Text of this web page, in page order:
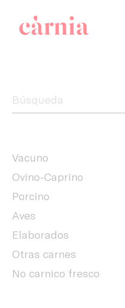
Vacuno
Ovino-Caprino
Porcino
Aves
Elaborados
Otras carnes
No carnico fresco